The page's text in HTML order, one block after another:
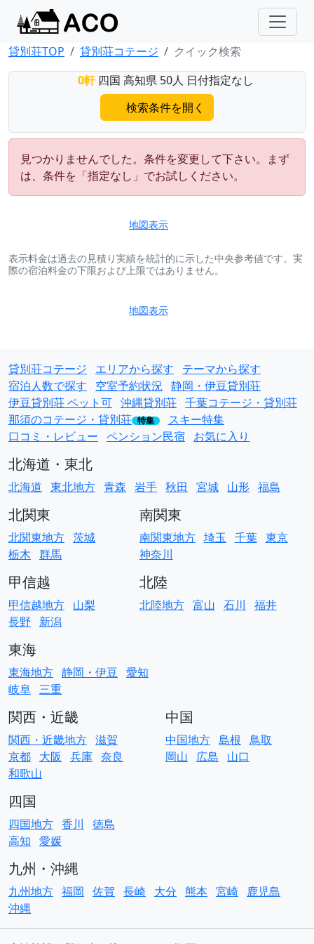
貸別荘TOP 貸別荘コテージ
クイック検索
0軒四国 高知県 50人 日付指定なし
検索条件を開く
見つかりませんでした。条件を変更して下さい。まず
は、条件を「指定なし」でお試しください。
地図表示
表示料金は過去の見積り実績を統計的に示した中央参考値です。実
際の宿泊料金の下限および上限ではありません。
地図表示
貸別荘コテージ エリアから探す
テーマから探す
宿泊人数で探す
空室予約状況 静岡・伊豆貸別荘
伊豆貸別荘 ペット可 沖縄貸別荘 千葉コテージ・貸別荘
那須のコテージ・貸別荘 特集
スキー特集
口コミ・レビュー ペンション民宿 お気に入り
北海道・東北
北海道 東北地方 青森 岩手 秋田 宮城 山形 福島
北関東
北関東地方 茨城
栃木 群馬
南関東
南関東地方 埼玉 千葉 東京
神奈川
甲信越
甲信越地方 山梨
長野
新潟
北陸
北陸地方 富山 石川 福井
東海
東海地方 静岡・伊豆 愛知
岐阜 三重
関西・近畿
関西・近畿地方 滋賀
京都 大阪 兵庫 奈良
和歌山
中国
中国地方 島根 鳥取
岡山
広島 山口
四国
四国地方 香川
徳島
高知 愛媛
九州・沖縄
九州地方 福岡 佐賀 長崎 大分 熊本 宮崎
鹿児島
沖縄